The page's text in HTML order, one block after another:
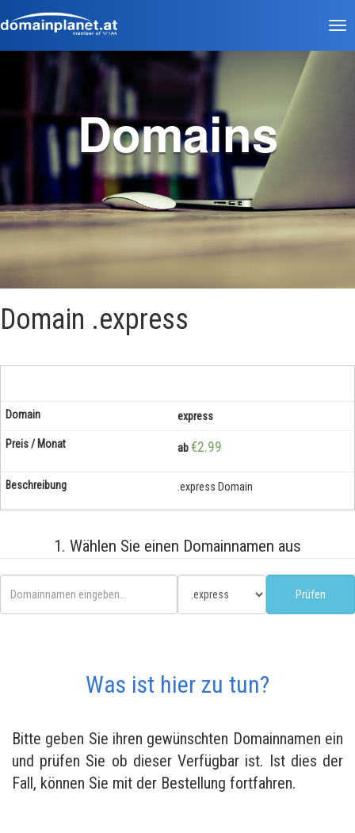
Domains
Domain .express
express
ab€2.99
.express Domain
1. Wählen Sie einen Domainnamen aus
Was ist hier zu tun?
Bitte geben Sie ihren gewünschten Domainnamen ein
und prüfen Sie ob dieser Verfügbar ist. Ist dies der
Fall, können Sie mit der Bestellung fortfahren.